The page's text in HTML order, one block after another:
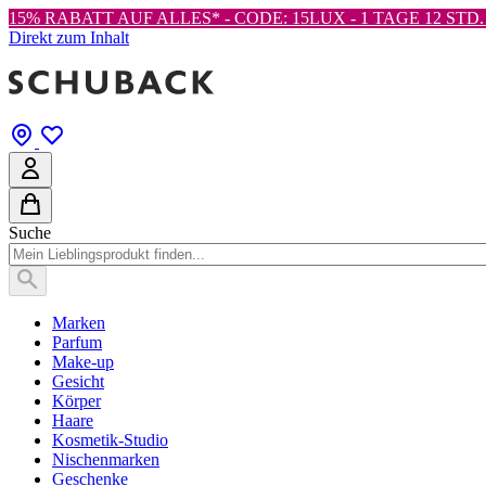
15% RABATT AUF ALLES* - CODE: 15LUX - 1 TAGE 12
Direkt zum Inhalt
Suche
Marken
Parfum
Make-up
Gesicht
Körper
Haare
Kosmetik-Studio
Nischenmarken
Geschenke